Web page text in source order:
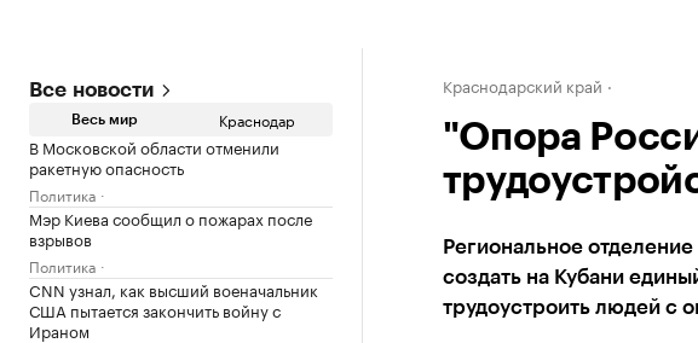
Все новости
Весь мир Краснодар
В Московской области отменили
ракетную опасность
Политика
Мэр Киева сообщил о пожарах после
взрывов
Политика
CNN узнал, как высший военачальник
США пытается закончить войну с
Ираном
Краснодарский край
"Опора
Региональное
создать на Кубани
трудоустроить людей с